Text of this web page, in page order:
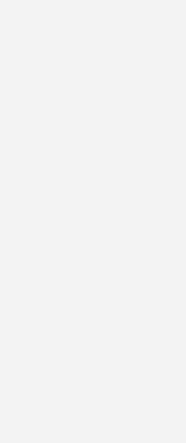
wir in unserem monatlichen
auf neue bzw. aktualisierte
2020 berücksichtigt. Weil
nur frei von
der Abnahme den
weisen wir bei unserer
Sie geben einen
bzw. wo neue oder
Regeln der Technik
2020
Verteilung von